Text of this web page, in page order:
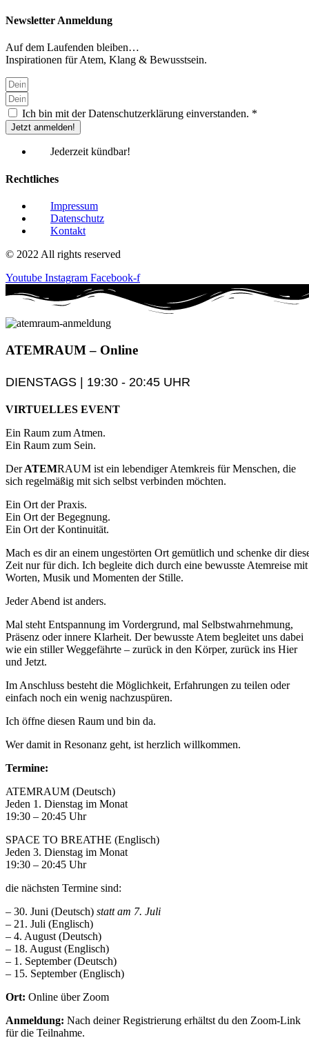
Newsletter Anmeldung
Auf dem Laufenden bleiben…
Inspirationen für Atem, Klang & Bewusstsein.
Ich bin mit der Datenschutzerklärung einverstanden. *
Jetzt anmelden!
Jederzeit kündbar!
Rechtliches
Impressum
Datenschutz
Kontakt
© 2022 All rights reserved
Youtube Instagram Facebook-f
ATEMRAUM– Online
DIENSTAGS | 19:30 - 20:45 UHR
VIRTUELLES EVENT
Ein Raum zum Atmen.
Ein Raum zum Sein.
DerATEMRAUM ist ein lebendiger Atemkreis für Menschen, die
sich regelmäßig mit sich selbst verbinden möchten.
Ein Ort der Praxis.
Ein Ort der Begegnung.
Ein Ort der Kontinuität.
Mach es dir an einem ungestörten Ort gemütlich und schenke dir
Zeit nur für dich. Ich begleite dich durch eine bewusste Atemreise mit
Worten, Musik und Momenten der Stille.
Jeder Abend ist anders.
Mal steht Entspannung im Vordergrund, mal Selbstwahrnehmung,
Präsenz oder innere Klarheit. Der bewusste Atem begleitet uns dabei
wie ein stiller Weggefährte – zurück in den Körper, zurück ins Hier
und Jetzt.
Im Anschluss besteht die Möglichkeit, Erfahrungen zu teilen oder
einfach noch ein wenig nachzuspüren.
Ich öffne diesen Raum und bin da.
Wer damit in Resonanz geht, ist herzlich willkommen.
Termine:
ATEMRAUM (Deutsch)
Jeden 1. Dienstag im Monat
19:30 – 20:45 Uhr
SPACE TO BREATHE (Englisch)
Jeden 3. Dienstag im Monat
19:30 – 20:45 Uhr
die nächsten Termine sind:
– 30. Juni (Deutsch) statt am 7. Juli
– 21. Juli (Englisch)
– 4. August (Deutsch)
– 18. August (Englisch)
– 1. September (Deutsch)
– 15. September (Englisch)
Ort: Online über Zoom
Anmeldung: Nach deiner Registrierung erhältst du den Zoom-Link
für die Teilnahme.